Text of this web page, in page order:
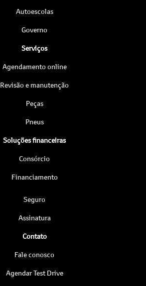
Autoescolas
Governo
Serviços
Agendamento online
Revisão e manutenção
Peças
Pneus
Soluções financeiras
Consórcio
Financiamento
Seguro
Assinatura
Contato
Fale conosco
Agendar Test Drive